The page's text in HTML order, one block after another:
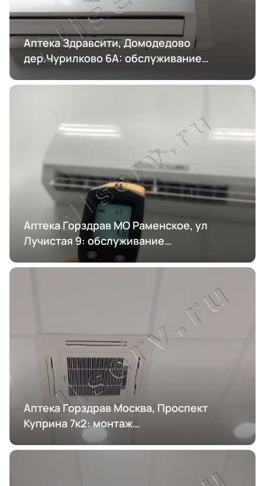
Аптека Здравсити, Домодедово
дер.Чурилково 6А: обслуживание
Аптека Горздрав МО Раменское, ул
Лучистая 9: обслуживание
кондиционирования
Аптека Горздрав Москва, Проспект
Куприна 7к2: монтаж
кондиционирования